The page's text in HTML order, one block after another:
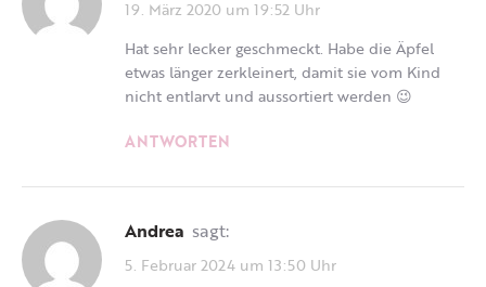
19. März 2020 um 19:52 Uhr
Hat sehr lecker geschmeckt. Habe die Äpfel
etwas länger zerkleinert, damit sie vom Kind
nicht entlarvt und aussortiert werden 😉
ANTWORTEN
Andrea sagt:
5. Februar 2024 um 13:50 Uhr